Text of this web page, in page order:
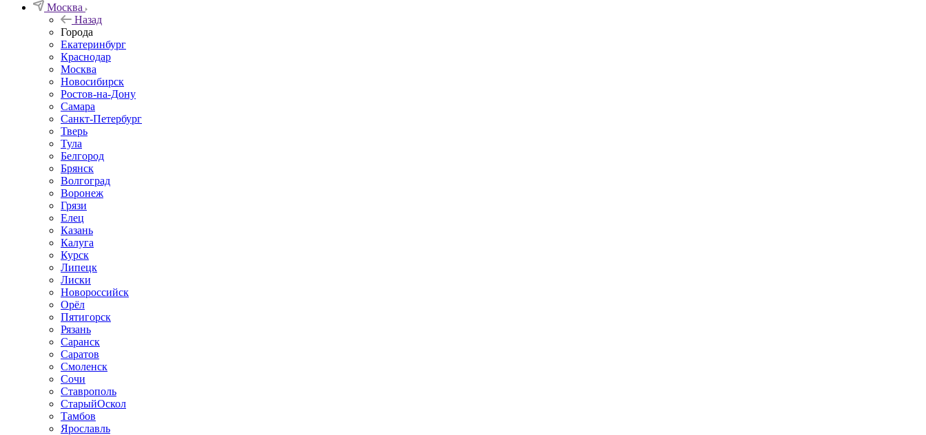
Москва
Назад
Города
Екатеринбург
Краснодар
Москва
Новосибирск
Ростов-на-Дону
Самара
Санкт-Петербург
Тверь
Тула
Белгород
Брянск
Волгоград
Воронеж
Грязи
Елец
Казань
Калуга
Курск
Липецк
Лиски
Новороссийск
Орёл
Пятигорск
Рязань
Саранск
Саратов
Смоленск
Сочи
Ставрополь
СтарыйОскол
Тамбов
Ярославль